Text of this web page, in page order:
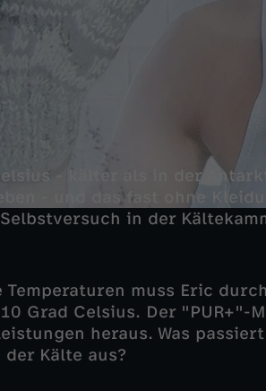
- kälter als in der
- und das fast ohne
in der
Temperaturen muss Eric
Grad Celsius. Der "PUR+"-
heraus. Was
Kälte aus?